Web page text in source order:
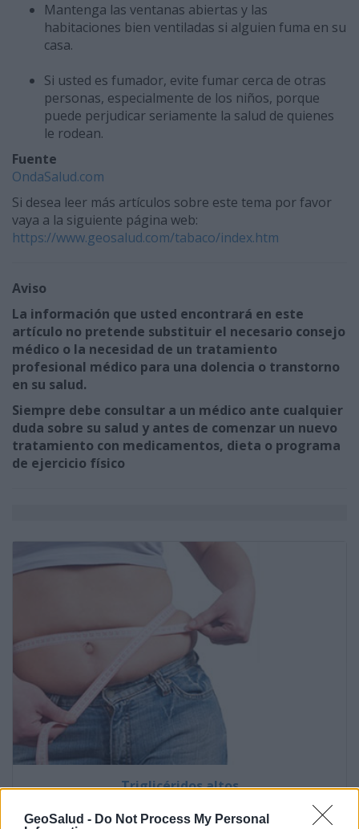
GeoSalud - Do Not Process My Personal
Mantenga las ventanas abiertas y las
habitaciones bien ventiladas si alguien fuma en su
casa.
Si usted es fumador, evite fumar cerca de otras
personas, especialmente de los niños, porque
puede perjudicar seriamente la salud de quienes
le rodean.
Fuente
OndaSalud.com
Si desea leer más artículos sobre este tema por favor
vaya a la siguiente página web:
https://www.geosalud.com/tabaco/index.htm
Aviso
La información que usted encontrará en este
artículo no pretende substituir el necesario consejo
médico o la necesidad de un tratamiento
profesional médico para una dolencia o transtorno
en su salud.
Siempre debe consultar a un médico ante cualquier
duda sobre su salud y antes de comenzar un nuevo
tratamiento con medicamentos, dieta o programa
de ejercicio físico
Triglicéridos altos